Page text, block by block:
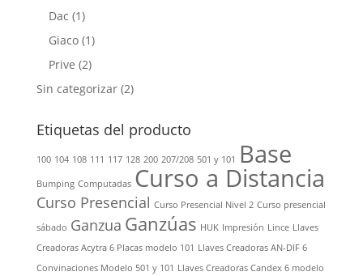
Dac (1)
Giaco (1)
Prive (2)
Sin categorizar (2)
Etiquetas del producto
100 104 108 111 117 128 200 207/208 501 y 101 Base
Bumping Computadas Curso a Distancia
Curso Presencial Curso Presencial Nivel 2 Curso presencial
sábado Ganzua Ganzúas HUK Impresión Lince Llaves
Creadoras Acytra 6 Placas modelo 101 Llaves Creadoras AN-DIF 6
Convinaciones Modelo 501 y 101 Llaves Creadoras Candex 6 modelo